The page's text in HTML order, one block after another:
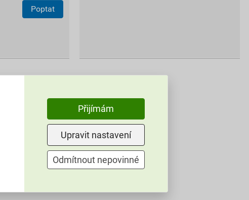
Poptat
Přijímám
Upravit nastavení
Odmítnout nepovinné